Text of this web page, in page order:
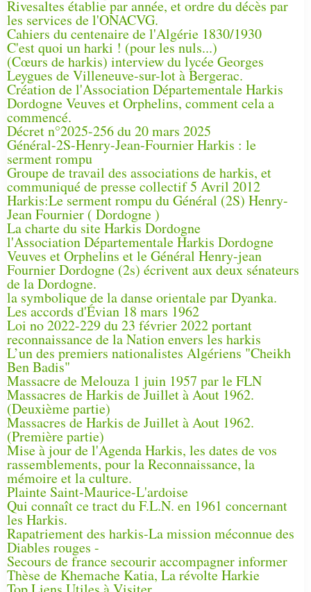
Rivesaltes établie par année, et ordre du décès par
les services de l'ONACVG.
Cahiers du centenaire de l'Algérie 1830/1930
C'est quoi un harki ! (pour les nuls...)
(Cœurs de harkis) interview du lycée Georges
Leygues de Villeneuve-sur-lot à Bergerac.
Création de l'Association Départementale Harkis
Dordogne Veuves et Orphelins, comment cela a
commencé.
Décret n°2025-256 du 20 mars 2025
Général-2S-Henry-Jean-Fournier Harkis : le
serment rompu
Groupe de travail des associations de harkis, et
communiqué de presse collectif 5 Avril 2012
Harkis:Le serment rompu du Général (2S) Henry-
Jean Fournier ( Dordogne )
La charte du site Harkis Dordogne
l'Association Départementale Harkis Dordogne
Veuves et Orphelins et le Général Henry-jean
Fournier Dordogne (2s) écrivent aux deux sénateurs
de la Dordogne.
la symbolique de la danse orientale par Dyanka.
Les accords d'Évian 18 mars 1962
Loi no 2022-229 du 23 février 2022 portant
reconnaissance de la Nation envers les harkis
L’un des premiers nationalistes Algériens "Cheikh
Ben Badis"
Massacre de Melouza 1 juin 1957 par le FLN
Massacres de Harkis de Juillet à Aout 1962.
(Deuxième partie)
Massacres de Harkis de Juillet à Aout 1962.
(Première partie)
Mise à jour de l'Agenda Harkis, les dates de vos
rassemblements, pour la Reconnaissance, la
mémoire et la culture.
Plainte Saint-Maurice-L'ardoise
Qui connaît ce tract du F.L.N. en 1961 concernant
les Harkis.
Rapatriement des harkis-La mission méconnue des
Diables rouges -
Secours de france secourir accompagner informer
Thèse de Khemache Katia, La révolte Harkie